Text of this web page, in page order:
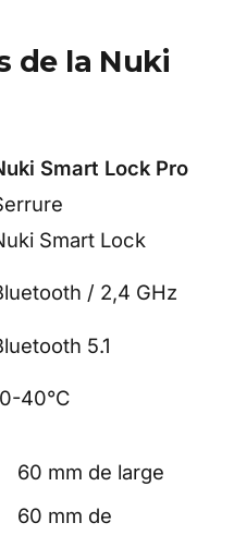
de la Nuki
Smart Lock Pro
Smart Lock
/ 2,4 GHz
5.1
40°C
60 mm de large
60 mm de